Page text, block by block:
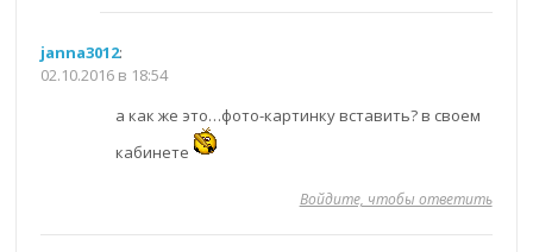
janna3012:
02.10.2016 в 18:54
а как же это…фото-картинку вставить? в своем
кабинете
Войдите, чтобы ответить